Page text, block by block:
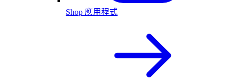
Shop 應用程式